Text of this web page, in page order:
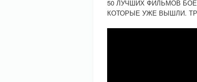
50 ЛУЧШИХ ФИЛЬМОВ
КОТОРЫЕ УЖЕ ВЫШЛИ.